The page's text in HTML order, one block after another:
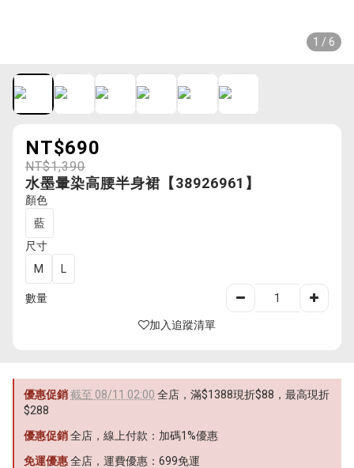
1 / 6
NT$690
NT$1,390
水墨暈染高腰半身裙【38926961】
顏色
藍
尺寸
M
L
數量
加入追蹤清單
優惠促銷截至 08/11 02:00 全店，滿$1388現折$88，最高現折
$288
優惠促銷全店，線上付款：加碼1%優惠
免運優惠全店，運費優惠：699免運